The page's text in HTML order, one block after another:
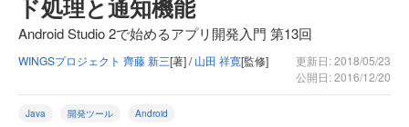
ド処理と通知機能
Android Studio 2で始めるアプリ開発入門 第13回
WINGSプロジェクト 齊藤 新三[著] /山田 祥寛[監修]
更新日: 2018/05/23
公開日: 2016/12/20
Java 開発ツール Android